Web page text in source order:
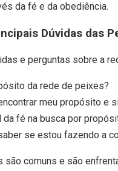
da fé e da obediência.
Dúvidas das
e perguntas sobre a
da rede de peixes?
meu propósito e
da fé na busca por
se estou fazendo a
são comuns e são